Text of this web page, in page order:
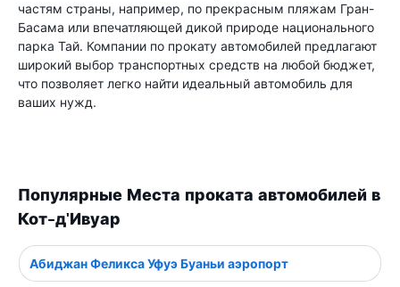
частям страны, например, по прекрасным пляжам Гран-
Басама или впечатляющей дикой природе национального
парка Тай. Компании по прокату автомобилей предлагают
широкий выбор транспортных средств на любой бюджет,
что позволяет легко найти идеальный автомобиль для
ваших нужд.
Популярные Места проката автомобилей в
Кот-д'Ивуар
Абиджан Феликса Уфуэ Буаньи аэропорт